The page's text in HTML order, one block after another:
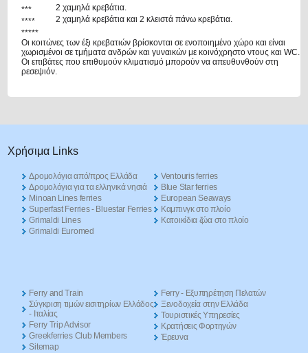
***
2 χαμηλά κρεβάτια.
****
2 χαμηλά κρεβάτια και 2 κλειστά πάνω κρεβάτια.
*****
Οι κοιτώνες των έξι κρεβατιών βρίσκονται σε ενοποιημένο χώρο και είναι
χωρισμένοι σε τμήματα ανδρών και γυναικών με κοινόχρηστο ντους και WC.
Οι επιβάτες που επιθυμούν κλιματισμό μπορούν να απευθυνθούν στη
ρεσεψιόν.
Χρήσιμα Links
Δρομολόγια από/προς Ελλάδα
Δρομολόγια για τα ελληνικά νησιά
Minoan Lines ferries
Superfast Ferries - Bluestar Ferries
Grimaldi Lines
Grimaldi Euromed
Ventouris ferries
Blue Star ferries
European Seaways
Καμπινγκ στο πλοίο
Kατοικίδια ζώα στο πλοίο
Ferry and Train
Σύγκριση τιμών εισιτηρίων Ελλάδος
- Ιταλίας
Ferry Trip Advisor
Greekferries Club Members
Sitemap
Ferry - Εξυπηρέτηση Πελατών
Ξενοδοχεία στην Ελλάδα
Τουριστικές Υπηρεσίες
Κρατήσεις Φορτηγών
Έρευνα